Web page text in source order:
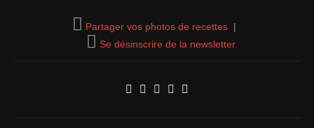
Partager vos photos de recettes |
Se désinscrire de la newsletter